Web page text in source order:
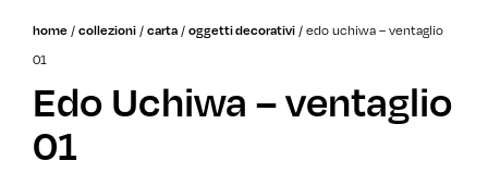
home / collezioni / carta / oggetti decorativi /edo uchiwa – ventaglio
01
Edo Uchiwa – ventaglio
01